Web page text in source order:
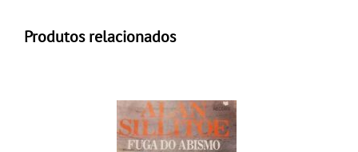
Produtos relacionados